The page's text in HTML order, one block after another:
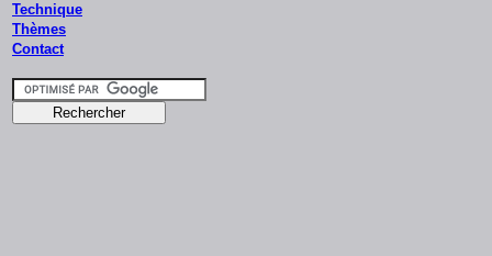
Technique
Thèmes
Contact